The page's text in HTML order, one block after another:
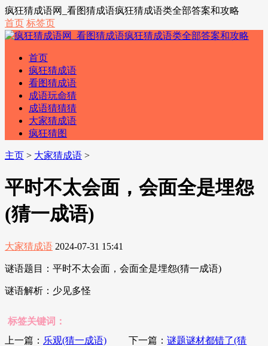
疯狂猜成语网_看图猜成语疯狂猜成语类全部答案和攻略
首页 标签页
首页
疯狂猜成语
看图猜成语
成语玩命猜
成语猜猜猜
大家猜成语
疯狂猜图
主页 > 大家猜成语 >
平时不太会面，会面全是埋怨
(猜一成语)
大家猜成语 2024-07-31 15:41
谜语题目：平时不太会面，会面全是埋怨(猜一成语)
谜语解析：少见多怪
标签关键词：
上一篇： 乐观(猜一成语) 下一篇：谜题谜材都错了(猜